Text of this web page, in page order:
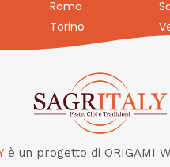
Roma
Torino
è un progetto di ORIGAMI